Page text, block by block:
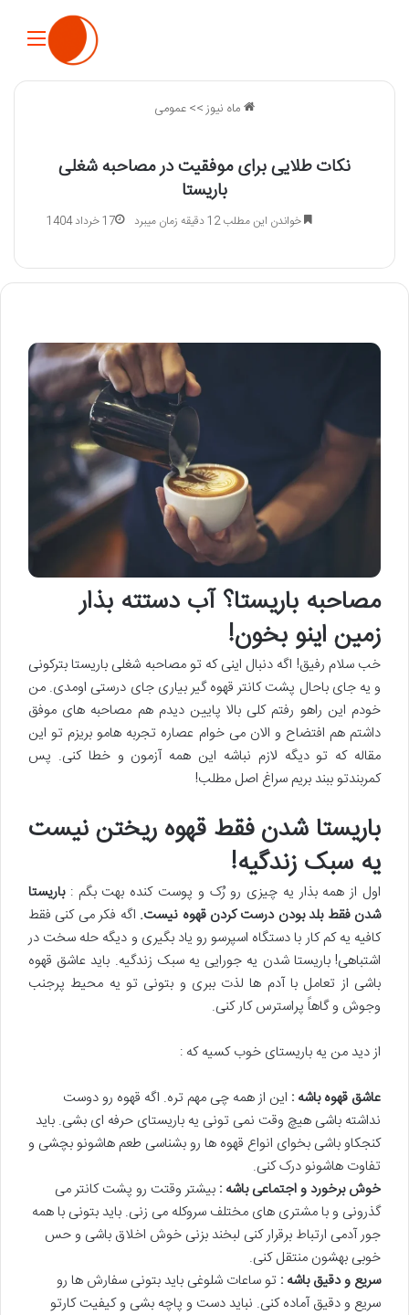
ماه نیوز>>عمومی
نکات طلایی برای موفقیت در مصاحبه شغلی
باریستا
17 خرداد 1404 خواندن این مطلب 12 دقیقه زمان میبرد
مصاحبه باریستا؟ آب دستته بذار
زمین اینو بخون!
خب سلام رفیق! اگه دنبال اینی که تو مصاحبه شغلی باریستا بترکونی
و یه جای باحال پشت کانتر قهوه گیر بیاری جای درستی اومدی. من
خودم این راهو رفتم کلی بالا پایین دیدم هم مصاحبه های موفق
داشتم هم افتضاح و الان می خوام عصاره تجربه هامو بریزم تو این
مقاله که تو دیگه لازم نباشه این همه آزمون و خطا کنی. پس
کمربندتو ببند بریم سراغ اصل مطلب!
باریستا شدن فقط قهوه ریختن نیست
یه سبک زندگیه!
اول از همه بذار یه چیزی رو رُک و پوست کنده بهت بگم :باریستا
شدن فقط بلد بودن درست کردن قهوه نیست. اگه فکر می کنی فقط
کافیه یه کم کار با دستگاه اسپرسو رو یاد بگیری و دیگه حله سخت در
اشتباهی! باریستا شدن یه جورایی یه سبک زندگیه. باید عاشق قهوه
باشی از تعامل با آدم ها لذت ببری و بتونی تو یه محیط پرجنب
وجوش و گاهاً پراسترس کار کنی.
از دید من یه باریستای خوب کسیه که :
عاشق قهوه باشه : این از همه چی مهم تره. اگه قهوه رو دوست
نداشته باشی هیچ وقت نمی تونی یه باریستای حرفه ای بشی. باید
کنجکاو باشی بخوای انواع قهوه ها رو بشناسی طعم هاشونو بچشی و
تفاوت هاشونو درک کنی.
خوش برخورد و اجتماعی باشه : بیشتر وقتت رو پشت کانتر می
گذرونی و با مشتری های مختلف سروکله می زنی. باید بتونی با همه
جور آدمی ارتباط برقرار کنی لبخند بزنی خوش اخلاق باشی و حس
خوبی بهشون منتقل کنی.
سریع و دقیق باشه : تو ساعات شلوغی باید بتونی سفارش ها رو
سریع و دقیق آماده کنی. نباید دست و پاچه بشی و کیفیت کارتو